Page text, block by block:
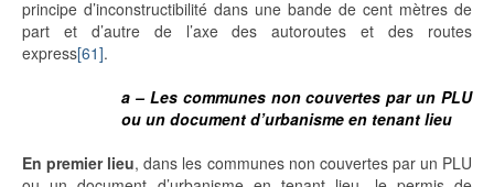
principe d’inconstructibilité dans une bande de cent mètres de
part et d’autre de l’axe des autoroutes et des routes
express[61].
a – Les communes non couvertes par un PLU
ou un document d’urbanisme en tenant lieu
En premier lieu, dans les communes non couvertes par un PLU